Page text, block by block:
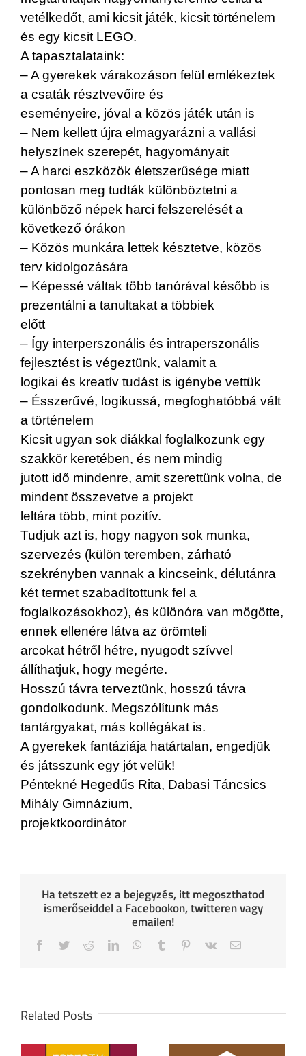
vetélkedőt, ami kicsit játék, kicsit történelem
és egy kicsit LEGO.
A tapasztalataink:
– A gyerekek várakozáson felül emlékeztek
a csaták résztvevőire és
eseményeire, jóval a közös játék után is
– Nem kellett újra elmagyarázni a vallási
helyszínek szerepét, hagyományait
– A harci eszközök életszerűsége miatt
pontosan meg tudták különböztetni a
különböző népek harci felszerelését a
következő órákon
– Közös munkára lettek késztetve, közös
terv kidolgozására
– Képessé váltak több tanórával később is
prezentálni a tanultakat a többiek
előtt
– Így interperszonális és intraperszonális
fejlesztést is végeztünk, valamit a
logikai és kreatív tudást is igénybe vettük
– Ésszerűvé, logikussá, megfoghatóbbá vált
a történelem
Kicsit ugyan sok diákkal foglalkozunk egy
szakkör keretében, és nem mindig
jutott idő mindenre, amit szerettünk volna, de
mindent összevetve a projekt
leltára több, mint pozitív.
Tudjuk azt is, hogy nagyon sok munka,
szervezés (külön teremben, zárható
szekrényben vannak a kincseink, délutánra
két termet szabadítottunk fel a
foglalkozásokhoz), és különóra van mögötte,
ennek ellenére látva az örömteli
arcokat hétről hétre, nyugodt szívvel
állíthatjuk, hogy megérte.
Hosszú távra terveztünk, hosszú távra
gondolkodunk. Megszólítunk más
tantárgyakat, más kollégákat is.
A gyerekek fantáziája határtalan, engedjük
és játsszunk egy jót velük!
Péntekné Hegedűs Rita, Dabasi Táncsics
Mihály Gimnázium,
projektkoordinátor
Ha tetszett ez a bejegyzés, itt megoszthatod
ismerőseiddel a Facebookon, twitteren vagy
emailen!
Facebook
TwitterRedditLinkedInWhatsApp
Tumblr Pinterest
Vk Email
Related Posts